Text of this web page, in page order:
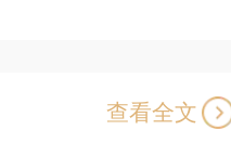
查看全文